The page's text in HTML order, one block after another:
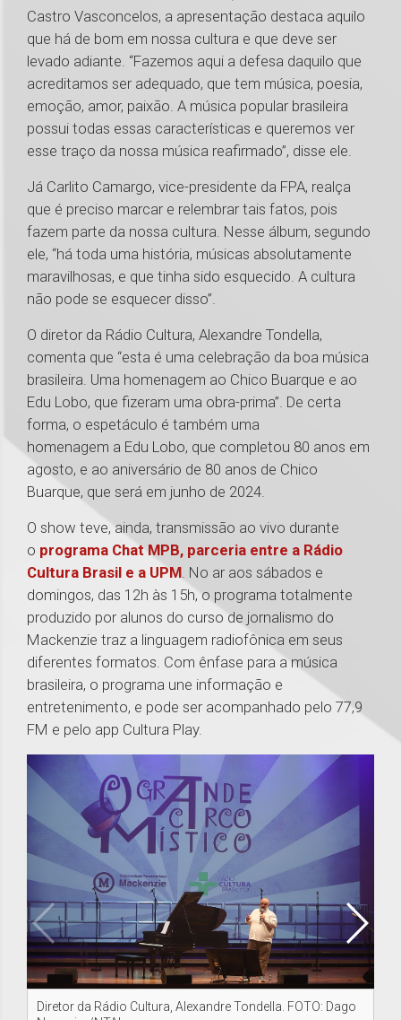
Castro Vasconcelos, a apresentação destaca aquilo
que há de bom em nossa cultura e que deve ser
levado adiante. “Fazemos aqui a defesa daquilo que
acreditamos ser adequado, que tem música, poesia,
emoção, amor, paixão. A música popular brasileira
possui todas essas características e queremos ver
esse traço da nossa música reafirmado”, disse ele.
Já Carlito Camargo, vice-presidente da FPA, realça
que é preciso marcar e relembrar tais fatos, pois
fazem parte da nossa cultura. Nesse álbum, segundo
ele, “há toda uma história, músicas absolutamente
maravilhosas, e que tinha sido esquecido. A cultura
não pode se esquecer disso”.
O diretor da Rádio Cultura, Alexandre Tondella,
comenta que “esta é uma celebração da boa música
brasileira. Uma homenagem ao Chico Buarque e ao
Edu Lobo, que fizeram uma obra-prima”. De certa
forma, o espetáculo é também uma
homenagem a Edu Lobo, que completou 80 anos em
agosto, e ao aniversário de 80 anos de Chico
Buarque, que será em junho de 2024.
O show teve, ainda, transmissão ao vivo durante
o programa Chat MPB, parceria entre a Rádio
Cultura Brasil e a UPM. No ar aos sábados e
domingos, das 12h às 15h, o programa totalmente
produzido por alunos do curso de jornalismo do
Mackenzie traz a linguagem radiofônica em seus
diferentes formatos. Com ênfase para a música
brasileira, o programa une informação e
entretenimento, e pode ser acompanhado pelo 77,9
FM e pelo app Cultura Play.
Diretor da Rádio Cultura, Alexandre Tondella. FOTO: Dago